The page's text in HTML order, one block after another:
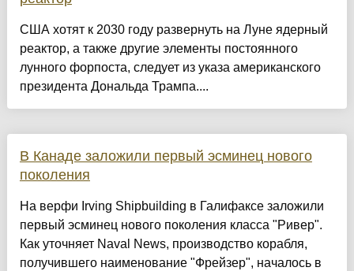
США хотят к 2030 году развернуть на Луне ядерный
реактор, а также другие элементы постоянного
лунного форпоста, следует из указа американского
президента Дональда Трампа....
В Канаде заложили первый эсминец нового
поколения
На верфи Irving Shipbuilding в Галифаксе заложили
первый эсминец нового поколения класса "Ривер".
Как уточняет Naval News, производство корабля,
получившего наименование "Фрейзер", началось в